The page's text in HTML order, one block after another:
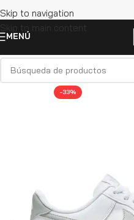
Skip to navigation
Skip to main content
MENÚ
-33%